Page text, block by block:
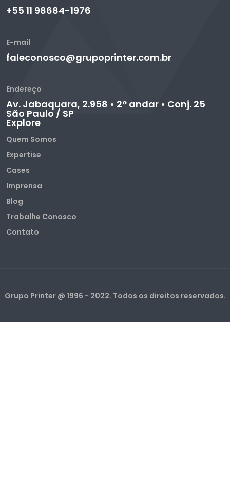
+55 11 98684-1976
E-mail
faleconosco@grupoprinter.com.br
Endereço
Av. Jabaquara, 2.958 • 2° andar • Conj. 25
São Paulo / SP
Explore
Quem Somos
Expertise
Cases
Imprensa
Blog
Trabalhe Conosco
Contato
Grupo Printer @ 1996 - 2022. Todos os direitos reservados.